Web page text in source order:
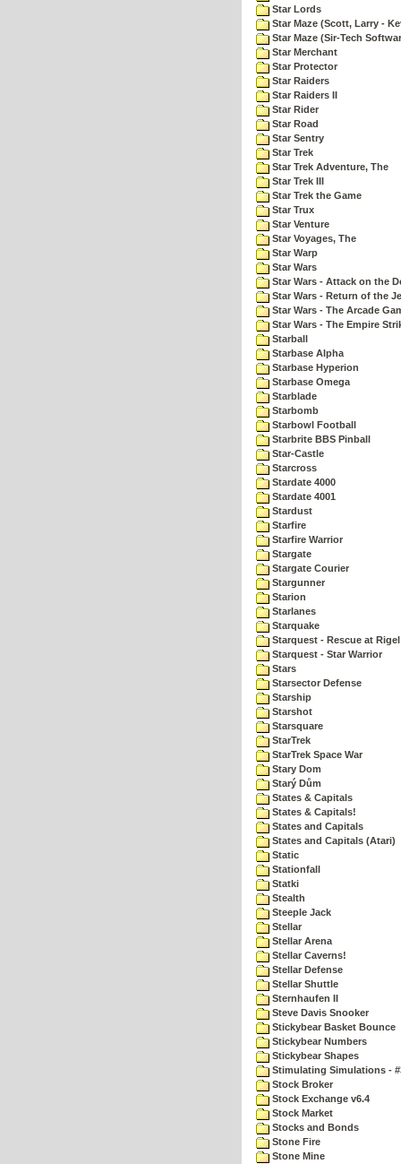
Star Lords
Star Maze (Scott, Larry -
Star Maze (Sir-Tech
Star Merchant
Star Protector
Star Raiders
Star Raiders II
Star Rider
Star Road
Star Sentry
Star Trek
Star Trek Adventure, The
Star Trek III
Star Trek the Game
Star Trux
Star Venture
Star Voyages, The
Star Warp
Star Wars
Star Wars - Attack on the
Star Wars - Return of the
Star Wars - The Arcade
Star Wars - The Empire
Starball
Starbase Alpha
Starbase Hyperion
Starbase Omega
Starblade
Starbomb
Starbowl Football
Starbrite BBS Pinball
Star-Castle
Starcross
Stardate 4000
Stardate 4001
Stardust
Starfire
Starfire Warrior
Stargate
Stargate Courier
Stargunner
Starion
Starlanes
Starquake
Starquest - Rescue at Rigel
Starquest - Star Warrior
Stars
Starsector Defense
Starship
Starshot
Starsquare
StarTrek
StarTrek Space War
Stary Dom
Starý Dům
States & Capitals
States & Capitals!
States and Capitals
States and Capitals (Atari)
Static
Stationfall
Statki
Stealth
Steeple Jack
Stellar
Stellar Arena
Stellar Caverns!
Stellar Defense
Stellar Shuttle
Sternhaufen II
Steve Davis Snooker
Stickybear Basket Bounce
Stickybear Numbers
Stickybear Shapes
Stimulating Simulations -
Stock Broker
Stock Exchange v6.4
Stock Market
Stocks and Bonds
Stone Fire
Stone Mine